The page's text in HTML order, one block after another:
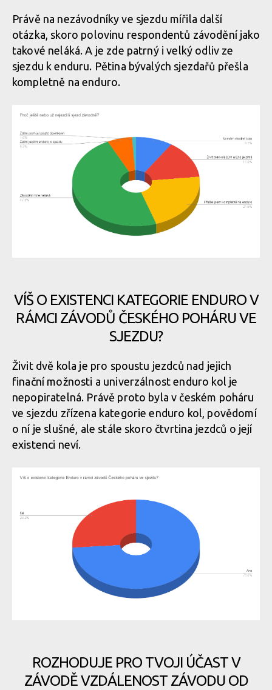
Právě na nezávodníky ve sjezdu mířila další
otázka, skoro polovinu respondentů závodění jako
takové neláká. A je zde patrný i velký odliv ze
sjezdu k enduru. Pětina bývalých sjezdařů přešla
kompletně na enduro.
VÍŠ O EXISTENCI KATEGORIE ENDURO V
RÁMCI ZÁVODŮ ČESKÉHO POHÁRU VE
SJEZDU?
Živit dvě kola je pro spoustu jezdců nad jejich
finační možnosti a univerzálnost enduro kol je
nepopiratelná. Právě proto byla v českém poháru
ve sjezdu zřízena kategorie enduro kol, povědomí
o ní je slušné, ale stále skoro čtvrtina jezdců o její
existenci neví.
ROZHODUJE PRO TVOJI ÚČAST V
ZÁVODĚ VZDÁLENOST ZÁVODU OD